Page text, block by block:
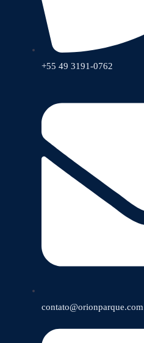
+55 49 3191-0762
contato@orionparque.com